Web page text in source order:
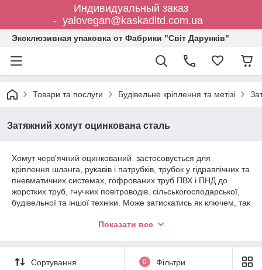
Индивидуальный заказ
- yalovegan@kaskadltd.com.ua
Эксклюзивная упаковка от Фабрики "Світ Дарунків"
Товари та послуги Будівельне кріплення та метізі
Затяжний хомут оцинкована сталь
Хомут черв'ячний оцинкований застосовується для
кріплення шланга, рукавів і патрубків, трубок у гідравлічних та
пневматичних системах, гофрованих труб ПВХ і ПНД до
жорстких труб, гнучких повітроводів. сільськогосподарської,
будівельної та іншої техніки. Може затискатись як ключем, так
надійне та герметичне кріплення. Довговічний та
немає ризику пошкодження шлангу. Розмір хомута
підбирається відповідно до діаметру шланга (труби).
Показати все
Сортування 0 Фільтри